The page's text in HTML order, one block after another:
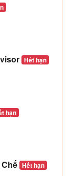
Hết hạn
hạn
Hết hạn